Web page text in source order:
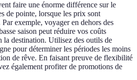
faire une énorme différence sur le
de pointe, lorsque les prix sont
exemple, voyager en dehors des
saison peut réduire vos coûts
la destination. Utilisez des outils de
pour déterminer les périodes les moins
de rêve. En faisant preuve de flexibilité
également profiter de promotions de